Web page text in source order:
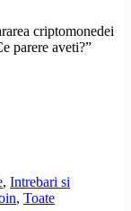
criptomonedei
parere aveti?”
, Intrebari si
, Toate